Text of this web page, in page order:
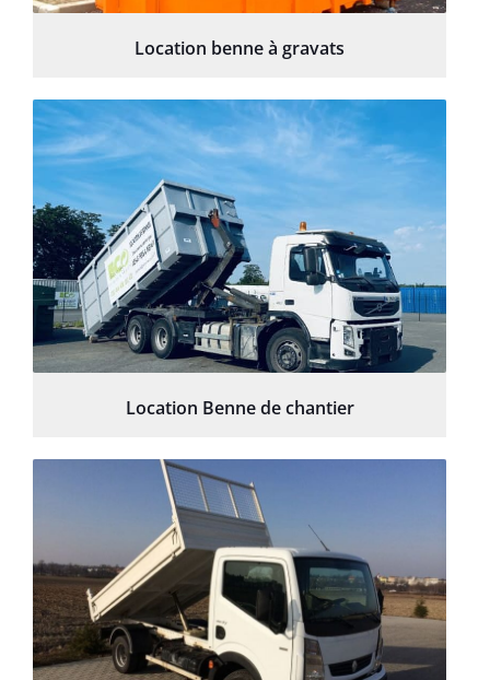
Location benne à gravats
Location Benne de chantier